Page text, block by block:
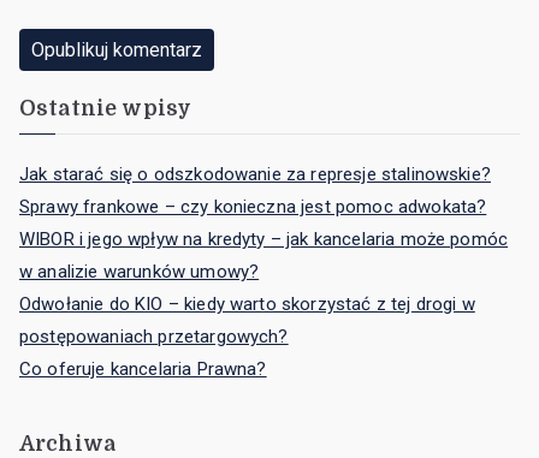
Ostatnie wpisy
Jak starać się o odszkodowanie za represje stalinowskie?
Sprawy frankowe – czy konieczna jest pomoc adwokata?
WIBOR i jego wpływ na kredyty – jak kancelaria może pomóc
w analizie warunków umowy?
Odwołanie do KIO – kiedy warto skorzystać z tej drogi w
postępowaniach przetargowych?
Co oferuje kancelaria Prawna?
Archiwa